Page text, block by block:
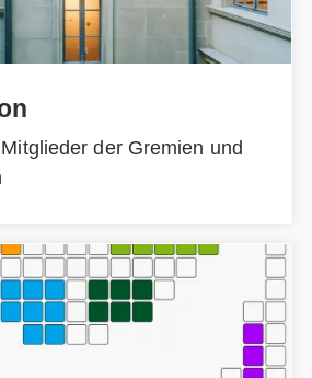
der Gremien und